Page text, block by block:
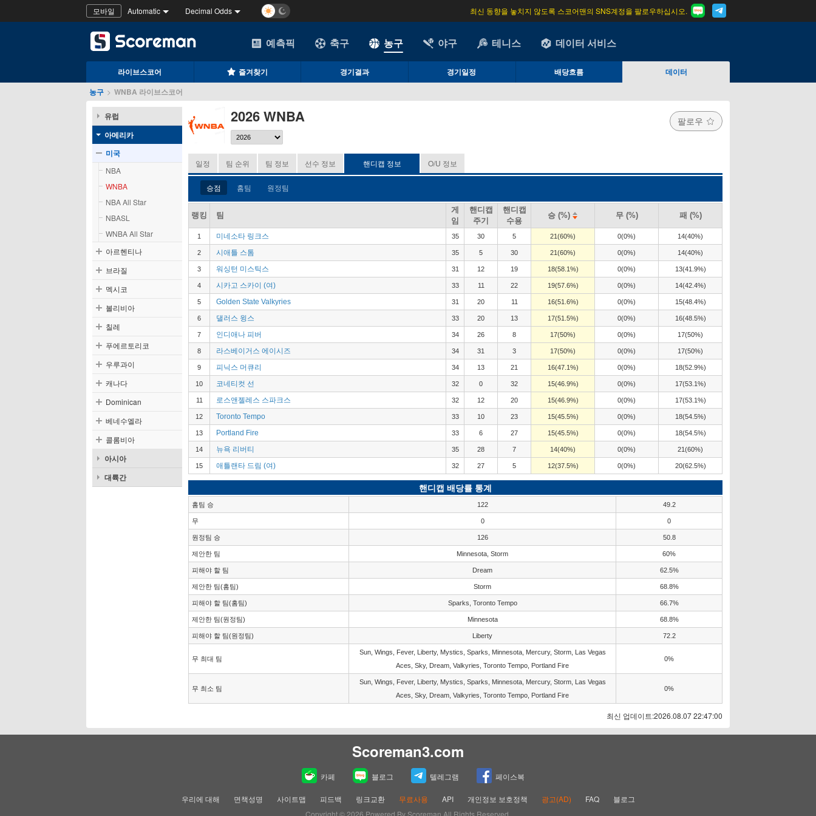
모바일 Automatic Decimal Odds 최신 동향을 놓치지 않도록 스코어맨의 SNS계정을 팔로우하십시오.
예측픽 축구 농구 야구 테니스 데이터 서비스
라이브스코어 즐겨찾기 경기결과 경기일정 배당흐름
데이터
농구 > WNBA 라이브스코어
유럽
아메리카
미국
NBA
WNBA
NBA All Star
NBASL
WNBA All Star
아르헨티나
브라질
멕시코
볼리비아
칠레
푸에르토리코
우루과이
캐나다
Dominican
베네수엘라
콜롬비아
아시아
대륙간
2026 WNBA 팔로우
일정 팀 순위 팀 정보 선수 정보 핸디캡 정보 O/U 정보
승점 홈팀 원정팀
랭킹 팀
게
임
핸디캡
주기
핸디캡
수용
승 (%) 무 (%) 패 (%)
1 미네소타 링크스 35 30 5 21(60%) 0(0%) 14(40%)
2 시애틀 스톰 35 5 30 21(60%) 0(0%) 14(40%)
3 워싱턴 미스틱스 31 12 19 18(58.1%) 0(0%) 13(41.9%)
4 시카고 스카이 (여) 33 11 22 19(57.6%) 0(0%) 14(42.4%)
5 Golden State Valkyries 31 20 11 16(51.6%) 0(0%) 15(48.4%)
6 댈러스 윙스 33 20 13 17(51.5%) 0(0%) 16(48.5%)
7 인디애나 피버 34 26 8 17(50%) 0(0%) 17(50%)
8 라스베이거스 에이시즈 34 31 3 17(50%) 0(0%) 17(50%)
9 피닉스 머큐리 34 13 21 16(47.1%) 0(0%) 18(52.9%)
10 코네티컷 선 32 0 32 15(46.9%) 0(0%) 17(53.1%)
11 로스앤젤레스 스파크스 32 12 20 15(46.9%) 0(0%) 17(53.1%)
12 Toronto Tempo 33 10 23 15(45.5%) 0(0%) 18(54.5%)
13 Portland Fire 33 6 27 15(45.5%) 0(0%) 18(54.5%)
14 뉴욕 리버티 35 28 7 14(40%) 0(0%) 21(60%)
15 애틀랜타 드림 (여) 32 27 5 12(37.5%) 0(0%) 20(62.5%)
핸디캡 배당률 통계
홈팀 승 122 49.2
무 0 0
원정팀 승 126 50.8
제안한 팀 Minnesota, Storm 60%
피해야 할 팀 Dream 62.5%
제안한 팀(홈팀) Storm 68.8%
피해야 할 팀(홈팀) Sparks, Toronto Tempo 66.7%
제안한 팀(원정팀) Minnesota 68.8%
피해야 할 팀(원정팀) Liberty 72.2
무 최대 팀
Sun, Wings, Fever, Liberty, Mystics, Sparks, Minnesota, Mercury, Storm, Las Vegas
Aces, Sky, Dream, Valkyries, Toronto Tempo, Portland Fire
0%
무 최소 팀
Sun, Wings, Fever, Liberty, Mystics, Sparks, Minnesota, Mercury, Storm, Las Vegas
Aces, Sky, Dream, Valkyries, Toronto Tempo, Portland Fire
0%
최신 업데이트:2026.08.07 22:47:00
Scoreman3.com
카페 블로그 텔레그램 페이스복
우리에 대해 면책성명 사이트맵 피드백 링크교환 무료사용 API 개인정보 보호정책 광고(AD) FAQ
블로그
Copyright © 2026 Powered By Scoreman All Rights Reserved.